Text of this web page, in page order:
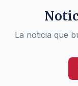
La noticia que